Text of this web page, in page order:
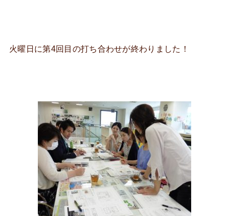
火曜日に第4回目の打ち合わせが終わりました！